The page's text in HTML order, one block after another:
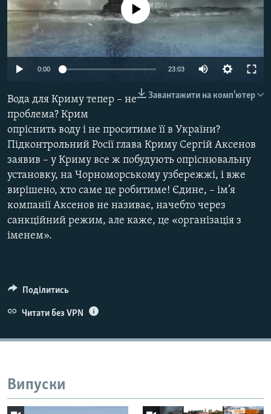
ВІДЕОУРОКИ «ELIFBE»
СВІДЧЕННЯ ОКУПАЦІЇ
УКРАЇНСЬКА ПРОБЛЕМА КРИМУ
Русский
Qırımtatar
ДОЛУЧАЙСЯ!
Усі сайти RFE/RL
Auto 240p
1080p
No media source currently available
0:00 23:03
480p
1080p
Завантажити на комп'ютер
Вода для Криму тепер – не
проблема? Крим
опріснить воду і не проситиме її в України?
Підконтрольний Росії глава Криму Сергій Аксенов
заявив – у Криму все ж побудують опріснювальну
установку, на Чорноморському узбережжі, і вже
вирішено, хто саме це робитиме! Єдине, – ім’я
компанії Аксенов не називає, начебто через
санкційний режим, але каже, це «організація з
іменем».
Поділитись
Читати без VPN
Випуски